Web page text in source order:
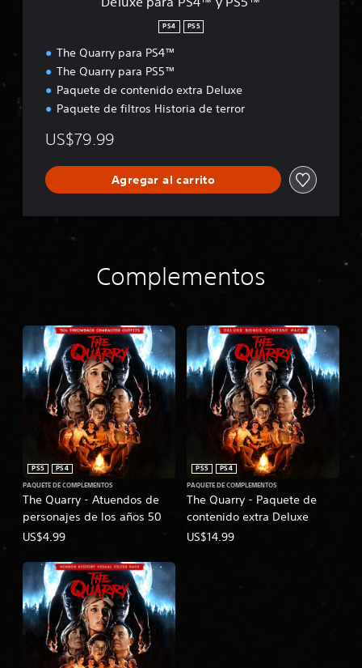
PS4 PS5
The Quarry para PS4™
The Quarry para PS5™
Paquete de contenido extra Deluxe
Paquete de filtros Historia de terror
US$79.99
Agregar al carrito
Complementos
The Quarry - Atuendos de
personajes de los años 50
PS5
PS4
PAQUETE DE COMPLEMENTOS
US$4.99
The Quarry - Paquete de
contenido extra Deluxe
PS5
PS4
PAQUETE DE COMPLEMENTOS
US$14.99